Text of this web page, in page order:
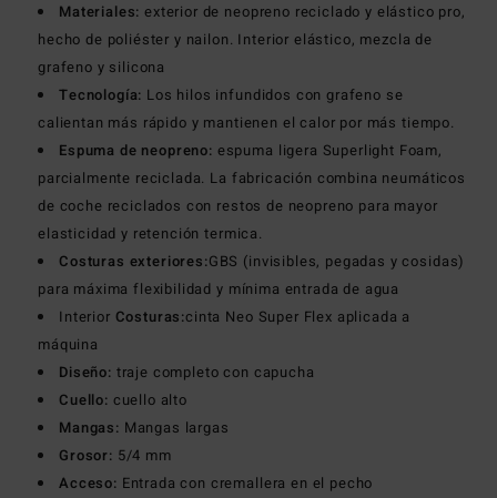
Materiales: exterior de neopreno reciclado y elástico pro,
hecho de poliéster y nailon. Interior elástico, mezcla de
grafeno y silicona
Tecnología: Los hilos infundidos con grafeno se
calientan más rápido y mantienen el calor por más tiempo.
Espuma de neopreno: espuma ligera Superlight Foam,
parcialmente reciclada. La fabricación combina neumáticos
de coche reciclados con restos de neopreno para mayor
elasticidad y retención termica.
Costuras exteriores:GBS (invisibles, pegadas y cosidas)
para máxima flexibilidad y mínima entrada de agua
Interior Costuras:cinta Neo Super Flex aplicada a
máquina
Diseño: traje completo con capucha
Cuello: cuello alto
Mangas: Mangas largas
Grosor: 5/4 mm
Acceso: Entrada con cremallera en el pecho